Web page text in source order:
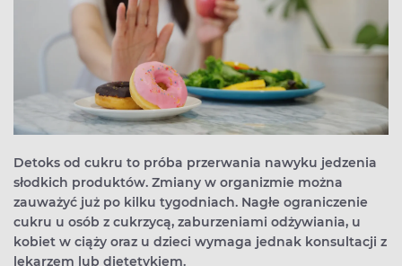
Detoks od cukru to próba przerwania nawyku jedzenia
słodkich produktów. Zmiany w organizmie można
zauważyć już po kilku tygodniach. Nagłe ograniczenie
cukru u osób z cukrzycą, zaburzeniami odżywiania, u
kobiet w ciąży oraz u dzieci wymaga jednak konsultacji z
lekarzem lub dietetykiem.